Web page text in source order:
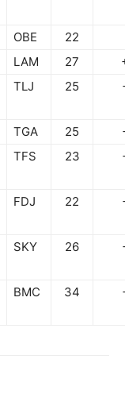
OBE
22
LAM 27
TLJ 25
TGA 25
TFS 23
FDJ 22
SKY 26
BMC 34